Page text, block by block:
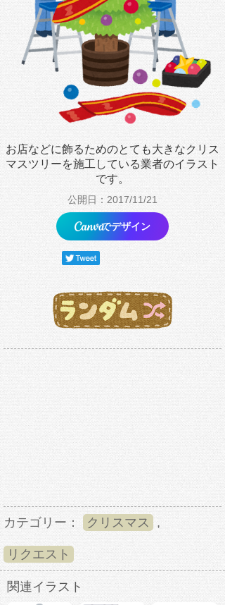
お店などに飾るためのとても大きなクリス
マスツリーを施工している業者のイラスト
です。
公開日：2017/11/21
でデザイン
カテゴリー： クリスマス ,
リクエスト
関連イラスト